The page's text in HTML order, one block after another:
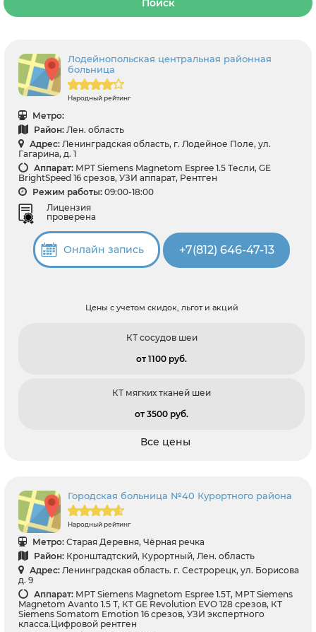
Лодейнопольская центральная районная
больница
Народный рейтинг
Метро:
Район: Лен. область
Адрес: Ленинградская область, г. Лодейное Поле, ул.
Гагарина, д. 1
Аппарат: МРТ Siemens Magnetom Espree 1.5 Tесли, GE
BrightSpeed 16 срезов, УЗИ аппарат, Рентген
Режим работы: 09:00-18:00
Лицензия
проверена
Онлайн запись +7(812) 646-47-13
Цены с учетом скидок, льгот и акций
КТ сосудов шеи
от 1100 pуб.
КТ мягких тканей шеи
от 3500 pуб.
Все цены
Городская больница №40 Курортного района
Народный рейтинг
Метро: Старая Деревня, Чёрная речка
Район: Кронштадтский, Курортный, Лен. область
Адрес: Ленинградская область. г. Сестрорецк, ул. Борисова
д. 9
Аппарат: МРТ Siemens Magnetom Espree 1.5T, МРТ Siemens
Magnetom Avanto 1.5 Т, КТ GE Revolution EVO 128 срезов, КТ
Siemens Somatom Emotion 16 срезов, УЗИ экспертного
класса.Цифровой рентген